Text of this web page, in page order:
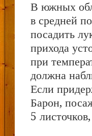
В южных
в средней
посадить
прихода
при
должна
Если
Барон,
5